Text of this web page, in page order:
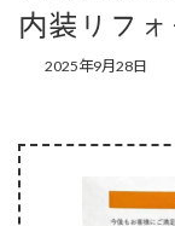
内装リフォ
2025年9月28日